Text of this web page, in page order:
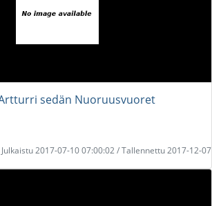
sedän Nuoruusvuoret
Julkaistu 2017-07-10 07:00:02 / Tallennettu 2017-12-07